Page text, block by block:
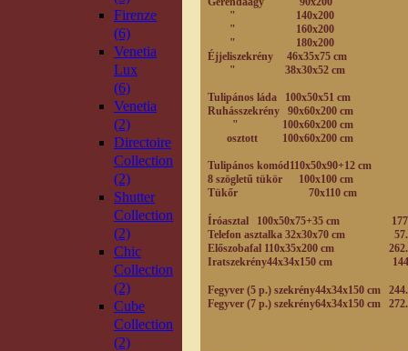
Firenze
(6)
Venetia
Lux
(6)
Venetia
(2)
Directoire
Collection
(2)
Shutter
Collection
(2)
Chic
Collection
(2)
Cube
Collection
(2)
" 140x200
" 160x200
" 180x200
Éjjeliszekrény 46x35x75 cm
" 38x30x52 cm
Tulipános láda 100x50x51
Ruhásszekrény 90x60x200 cm
" 100x60x200 cm
osztott 100x60x200 cm
Tulipános komód110x50x90+12
8 szögletű tükör 100x100
Tükőr 70x110 cm
Íróasztal 100x50x75+35 cm
Telefon asztalka 32x30x70 cm
Előszobafal 110x35x200 cm
Iratszekrény44x34x150 cm
Fegyver (5 p.) szekrény44x34x150 cm
Fegyver (7 p.) szekrény64x34x150 cm